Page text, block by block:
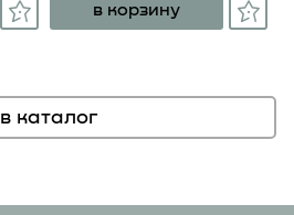
в корзину
в каталог